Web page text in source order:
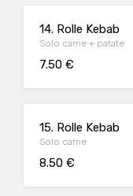
14. Rolle Kebab
Solo carne + patate
7.50 €
15. Rolle Kebab
Solo carne
8.50 €